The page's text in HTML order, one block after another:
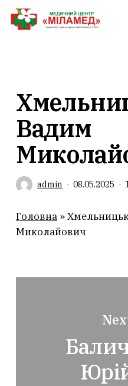
Skip
Вадим
admin 08.05.2025
Головна»
Миколайович